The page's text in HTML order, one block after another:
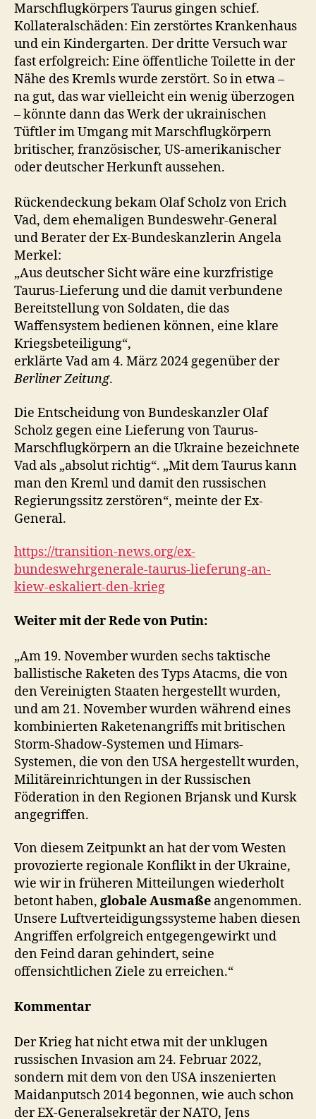
Marschflugkörpers Taurus gingen schief.
Kollateralschäden: Ein zerstörtes Krankenhaus
und ein Kindergarten. Der dritte Versuch war
fast erfolgreich: Eine öffentliche Toilette in der
Nähe des Kremls wurde zerstört. So in etwa –
na gut, das war vielleicht ein wenig überzogen
– könnte dann das Werk der ukrainischen
Tüftler im Umgang mit Marschflugkörpern
britischer, französischer, US-amerikanischer
oder deutscher Herkunft aussehen.
Rückendeckung bekam Olaf Scholz von Erich
Vad, dem ehemaligen Bundeswehr-General
und Berater der Ex-Bundeskanzlerin Angela
Merkel:
„Aus deutscher Sicht wäre eine kurzfristige
Taurus-Lieferung und die damit verbundene
Bereitstellung von Soldaten, die das
Waffensystem bedienen können, eine klare
Kriegsbeteiligung“,
erklärte Vad am 4. März 2024 gegenüber der
Berliner Zeitung.
Die Entscheidung von Bundeskanzler Olaf
Scholz gegen eine Lieferung von Taurus-
Marschflugkörpern an die Ukraine bezeichnete
Vad als „absolut richtig“. „Mit dem Taurus kann
man den Kreml und damit den russischen
Regierungssitz zerstören“, meinte der Ex-
General.
https://transition-news.org/ex-
bundeswehrgenerale-taurus-lieferung-an-
kiew-eskaliert-den-krieg
Weiter mit der Rede von Putin:
„Am 19. November wurden sechs taktische
ballistische Raketen des Typs Atacms, die von
den Vereinigten Staaten hergestellt wurden,
und am 21. November wurden während eines
kombinierten Raketenangriffs mit britischen
Storm-Shadow-Systemen und Himars-
Systemen, die von den USA hergestellt wurden,
Militäreinrichtungen in der Russischen
Föderation in den Regionen Brjansk und Kursk
angegriffen.
Von diesem Zeitpunkt an hat der vom Westen
provozierte regionale Konflikt in der Ukraine,
wie wir in früheren Mitteilungen wiederholt
betont haben, globale Ausmaße angenommen.
Unsere Luftverteidigungssysteme haben diesen
Angriffen erfolgreich entgegengewirkt und
den Feind daran gehindert, seine
offensichtlichen Ziele zu erreichen.“
Kommentar
Der Krieg hat nicht etwa mit der unklugen
russischen Invasion am 24. Februar 2022,
sondern mit dem von den USA inszenierten
Maidanputsch 2014 begonnen, wie auch schon
der EX-Generalsekretär der NATO, Jens